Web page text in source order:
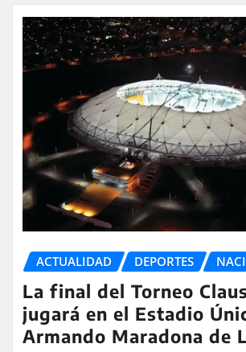
ACTUALIDAD DEPORTES
La final del Torneo
jugará en el Estadio
Armando Maradona de